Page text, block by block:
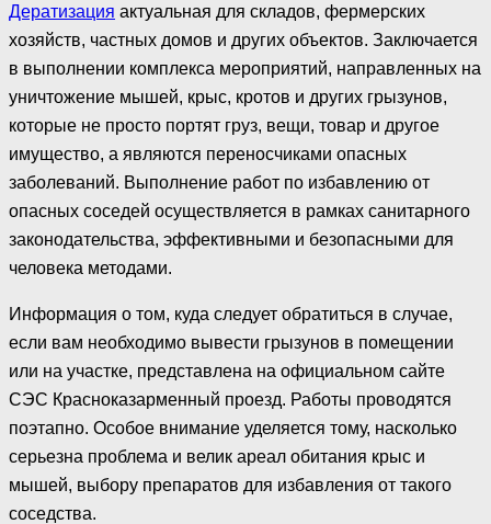
Дератизация актуальная для складов, фермерских
хозяйств, частных домов и других объектов. Заключается
в выполнении комплекса мероприятий, направленных на
уничтожение мышей, крыс, кротов и других грызунов,
которые не просто портят груз, вещи, товар и другое
имущество, а являются переносчиками опасных
заболеваний. Выполнение работ по избавлению от
опасных соседей осуществляется в рамках санитарного
законодательства, эффективными и безопасными для
человека методами.
Информация о том, куда следует обратиться в случае,
если вам необходимо вывести грызунов в помещении
или на участке, представлена на официальном сайте
СЭС Красноказарменный проезд. Работы проводятся
поэтапно. Особое внимание уделяется тому, насколько
серьезна проблема и велик ареал обитания крыс и
мышей, выбору препаратов для избавления от такого
соседства.